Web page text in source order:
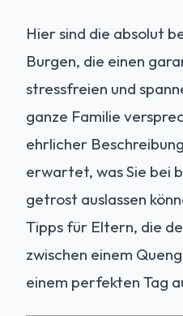
Hier sind die absolut
Burgen, die einen
stressfreien und
ganze Familie
ehrlicher
erwartet, was Sie bei
getrost auslassen
Tipps für Eltern, die
zwischen einem
einem perfekten Tag